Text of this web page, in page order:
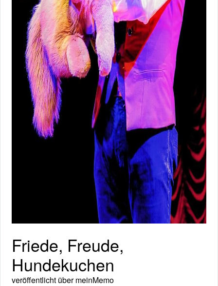
Friede, Freude,
Hundekuchen
veröffentlicht übermeinMemo